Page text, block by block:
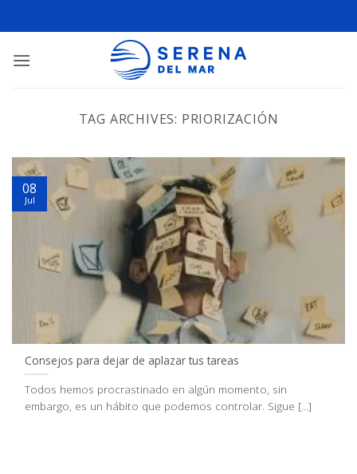
TAG ARCHIVES: PRIORIZACIÓN
Consejos para dejar de aplazar tus tareas
Todos hemos procrastinado en algún momento, sin
embargo, es un hábito que podemos controlar. Sigue [...]
08
Jul